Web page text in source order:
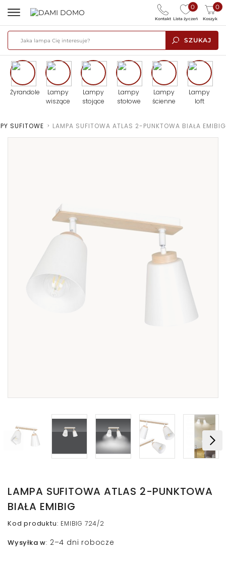
SZUKAJ
0
Lista życzeń
0
Koszyk
Kontakt
Żyrandole
Lampy
wiszące
Lampy
stojące
Lampy
stołowe
Lampy
ścienne
Lampy
loft
SUFITOWE > LAMPA SUFITOWA ATLAS 2-PUNKTOWA BIAŁA EMIBIG
LAMPA SUFITOWA ATLAS 2-PUNKTOWA
BIAŁA EMIBIG
Kod produktu: EMIBIG 724/2
Wysyłka w: 2–4 dni robocze